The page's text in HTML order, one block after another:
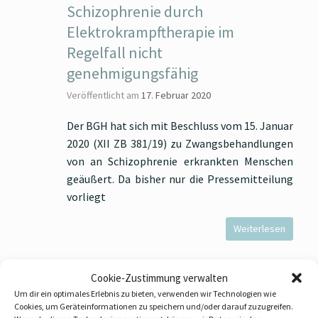
Cookie-Zustimmung verwalten
Um dir ein optimales Erlebnis zu bieten, verwenden wir Technologien wie
Cookies, um Geräteinformationen zu speichern und/oder darauf zuzugreifen.
Schizophrenie durch
Elektrokrampftherapie im
Regelfall nicht
genehmigungsfähig
Veröffentlicht am 17. Februar 2020
Der BGH hat sich mit Beschluss vom 15. Januar
2020 (XII ZB 381/19) zu Zwangsbehandlungen
von an Schizophrenie erkrankten Menschen
geäußert. Da bisher nur die Pressemitteilung
vorliegt
Weiterlesen
Betreuungsrecht: Die „erhebliche